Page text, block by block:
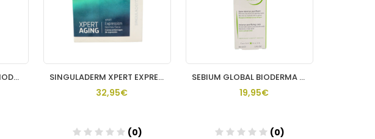
SENSIBIO AR+ CREMA BIODERMA 40 ML SINGULADERM XPERT EXPRESSION P NORMAL Y SECA 1 ENVASE 50 ML
32,95€
(0)
SEBIUM GLOBAL BIODERMA 30 ML
19,95€
(0)